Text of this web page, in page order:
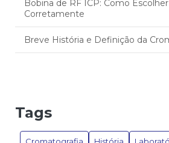
Bobina de RF ICP: Como
Corretamente
Breve História e Definição da
saber
Camara de Nebulização ICP:
Tags